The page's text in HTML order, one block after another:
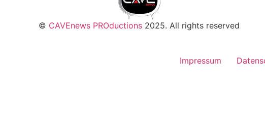
© CAVEnews PROductions 2025. All rights reserved
Impressum